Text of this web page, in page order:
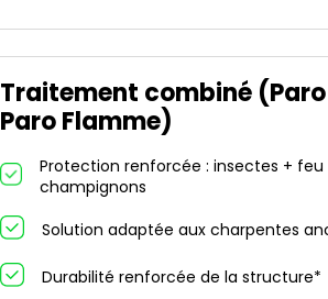
Traitement combiné (Paro
Paro Flamme)
Protection renforcée : insectes + feu
champignons
Solution adaptée aux charpentes
Durabilité renforcée de la structure*